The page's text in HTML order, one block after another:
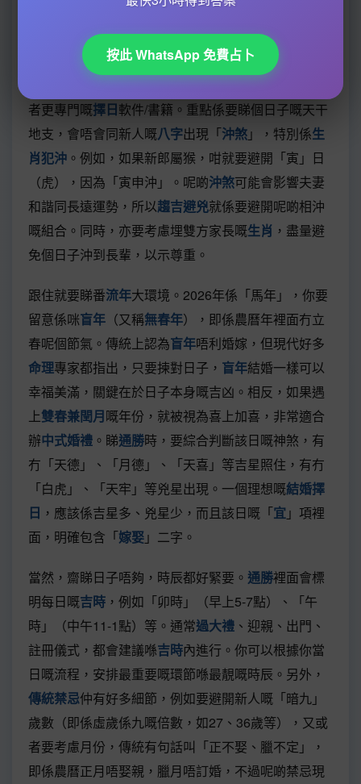
避開咗明顯嘅「地雷」之後，就要進入核心步驟：夾
八字。呢一步係擇日學嘅精髓，目的係搵到一
個對新郎新娘都吉利嘅良辰吉日。你需要準備好兩位
嘅出生年月日時（即係時辰八字），然後對照
者更專門嘅擇日軟件/書籍。重點係要睇個日子嘅天干
地支，會唔會同新人嘅八字出現「沖煞」，特別係生
肖犯沖 。例如，如果新郎屬猴，咁就要避開「寅」日
（虎），因為「寅申沖」。呢啲沖煞可能會影響夫妻
和諧同長遠運勢，所以趨吉避兇就係要避開呢啲相沖
嘅組合。同時，亦要考慮埋雙方家長嘅生肖 ，盡量避
免個日子沖到長輩，以示尊重。
跟住就要睇番流年大環境。2026年係「馬年」，你要
留意係咪盲年 （又稱無春年），即係農曆年裡面冇立
春呢個節氣。傳統上認為盲年唔利婚嫁，但現代好多
命理專家都指出，只要揀對日子， 盲年結婚一樣可以
幸福美滿，關鍵在於日子本身嘅吉凶。相反，如果遇
上雙春兼閏月嘅年份，就被視為喜上加喜，非常適合
辦中式婚禮 。睇通勝時，要綜合判斷該日嘅神煞，有
冇「天德」、「月德」、「天喜」等吉星照住，有冇
「白虎」、「天牢」等兇星出現。一個理想嘅結婚擇
日 ，應該係吉星多、兇星少，而且該日嘅「宜」項裡
面，明確包含「嫁娶」二字。
當然，齋睇日子唔夠，時辰都好緊要。 通勝裡面會標
明每日嘅吉時 ，例如「卯時」（早上5-7點）、「午
時」（中午11-1點）等。通常過大禮 、迎親、出門、
註冊儀式，都會建議喺吉時內進行。你可以根據你當
日嘅流程，安排最重要嘅環節喺最靚嘅時辰。另外，
傳統禁忌仲有好多細節，例如要避開新人嘅「暗九」
歲數（即係虛歲係九嘅倍數，如27、36歲等），又或
者要考慮月份，傳統有句話叫「正不娶、臘不定」，
即係農曆正月唔娶親，臘月唔訂婚，不過呢啲禁忌現
按此 WhatsApp 免費占卜